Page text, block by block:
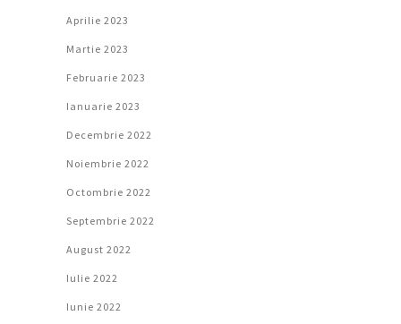
Aprilie 2023
Martie 2023
Februarie 2023
Ianuarie 2023
Decembrie 2022
Noiembrie 2022
Octombrie 2022
Septembrie 2022
August 2022
Iulie 2022
Iunie 2022